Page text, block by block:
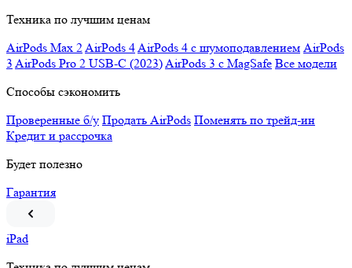
Техника по лучшим ценам
AirPods Max 2AirPods 4AirPods 4 c шумоподавлением AirPods
3 AirPods Pro 2 USB-C (2023)AirPods 3 c MagSafe Все модели
Способы сэкономить
Проверенные б/у Продать AirPods Поменять по трейд-ин
Кредит и рассрочка
Будет полезно
Гарантия
iPad